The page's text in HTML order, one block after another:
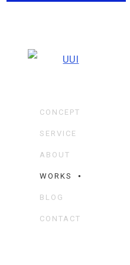
CONCEPT
SERVICE
ABOUT
WORKS
BLOG
CONTACT